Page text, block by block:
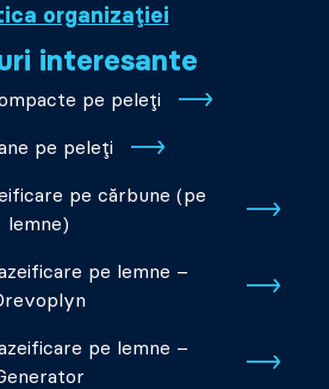
organizației
interesante
pe peleți
pe peleți
pe cărbune (pe
lemne)
pe lemne –
pe lemne –